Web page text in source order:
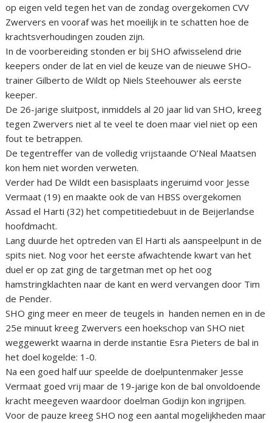
op eigen veld tegen het van de zondag overgekomen CVV
Zwervers en vooraf was het moeilijk in te schatten hoe de
krachtsverhoudingen zouden zijn.
In de voorbereiding stonden er bij SHO afwisselend drie
keepers onder de lat en viel de keuze van de nieuwe SHO-
trainer Gilberto de Wildt op Niels Steehouwer als eerste
keeper.
De 26-jarige sluitpost, inmiddels al 20 jaar lid van SHO, kreeg
tegen Zwervers niet al te veel te doen maar viel niet op een
fout te betrappen.
De tegentreffer van de volledig vrijstaande O’Neal Maatsen
kon hem niet worden verweten.
Verder had De Wildt een basisplaats ingeruimd voor Jesse
Vermaat (19) en maakte ook de van HBSS overgekomen
Assad el Harti (32) het competitiedebuut in de Beijerlandse
hoofdmacht.
Lang duurde het optreden van El Harti als aanspeelpunt in de
spits niet. Nog voor het eerste afwachtende kwart van het
duel er op zat ging de targetman met op het oog
hamstringklachten naar de kant en werd vervangen door Tim
de Pender.
SHO ging meer en meer de teugels in handen nemen en in de
25e minuut kreeg Zwervers een hoekschop van SHO niet
weggewerkt waarna in derde instantie Esra Pieters de bal in
het doel kogelde: 1-0.
Na een goed half uur speelde de doelpuntenmaker Jesse
Vermaat goed vrij maar de 19-jarige kon de bal onvoldoende
kracht meegeven waardoor doelman Godijn kon ingrijpen.
Voor de pauze kreeg SHO nog een aantal mogelijkheden maar